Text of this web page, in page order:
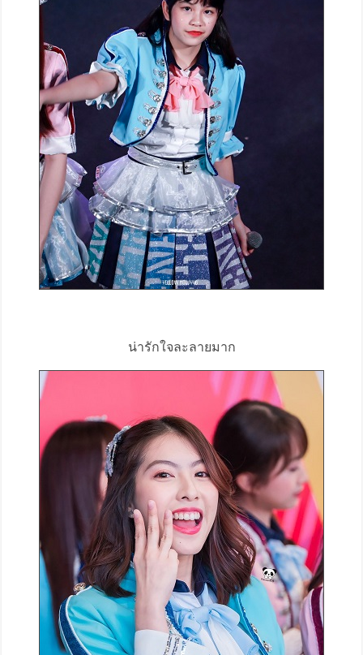
น่ารักใจละลายมาก